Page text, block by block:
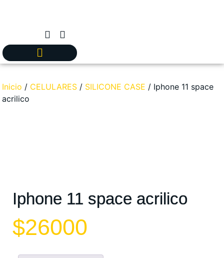
Inicio / CELULARES / SILICONE CASE / Iphone 11 space
acrilico
Iphone 11 space acrilico
$26000